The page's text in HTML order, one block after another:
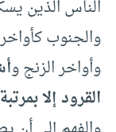
الناس الذين
والجنوب
وأواخر الزنج و
القرود إلا